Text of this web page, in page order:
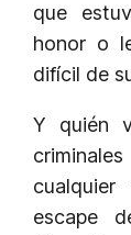
que
honor o
difícil de
Y quién
escape